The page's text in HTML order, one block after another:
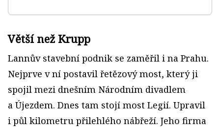
Větší než Krupp
Lannův stavební podnik se zaměřil i na Prahu.
Nejprve v ní postavil řetězový most, který ji
spojil mezi dnešním Národním divadlem
a Újezdem. Dnes tam stojí most Legií. Upravil
i půl kilometru přilehlého nábřeží. Jeho firma